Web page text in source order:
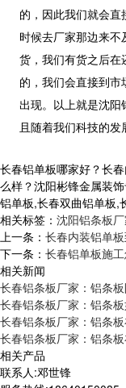
的，因此我们就会
时候去厂家那边来
货，我们有货之后在
的，我们会直接到
出现。以上就是沈
且随着我们科技的
长春铝单板哪家好？长
么样？沈阳彬锋金属装
铝单板,长春双曲铝单板,
相关标签： 沈阳铝条板
上一条： 长春内装铝单
下一条： 长春铝单板施
相关新闻
长春铝条板厂家：铝条
长春铝条板厂家：铝条
长春铝条板厂家：铝条
长春铝条板厂家：铝条
相关产品
联系人:邓世锋